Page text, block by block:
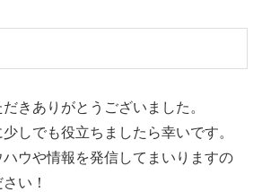
きありがとうございました。
しでも役立ちましたら幸いです。
ウや情報を発信してまいりますの
い！